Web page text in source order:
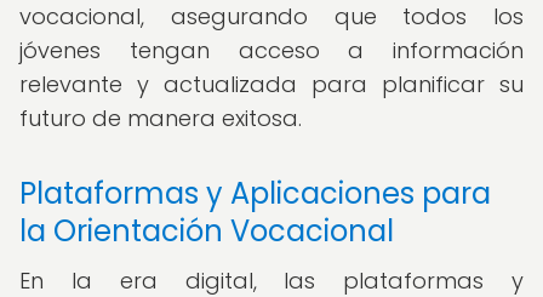
vocacional, asegurando que todos los
jóvenes tengan acceso a información
relevante y actualizada para planificar su
futuro de manera exitosa.
Plataformas y Aplicaciones para
la Orientación Vocacional
En la era digital, las plataformas y